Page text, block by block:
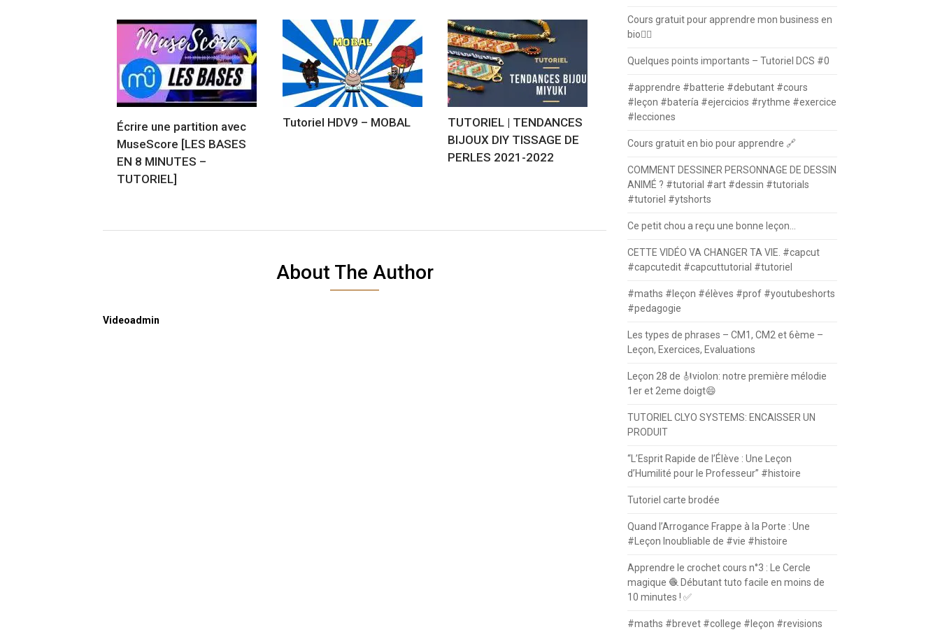
Écrire une partition avec
MuseScore [LES BASES
EN 8 MINUTES –
TUTORIEL]
Tutoriel HDV9 – MOBAL
TUTORIEL | TENDANCES
BIJOUX DIY TISSAGE DE
PERLES 2021-2022
About The Author
Videoadmin
Cours gratuit pour apprendre mon business en
bio⛓️‍💥
Quelques points importants – Tutoriel DCS #0
#apprendre #batterie #debutant #cours
#leçon #batería #ejercicios #rythme #exercice
#lecciones
Cours gratuit en bio pour apprendre 🔗
COMMENT DESSINER PERSONNAGE DE DESSIN
ANIMÉ ? #tutorial #art #dessin #tutorials
#tutoriel #ytshorts
Ce petit chou a reçu une bonne leçon…
CETTE VIDÉO VA CHANGER TA VIE. #capcut
#capcutedit #capcuttutorial #tutoriel
#maths #leçon #élèves #prof #youtubeshorts
#pedagogie
Les types de phrases – CM1, CM2 et 6ème –
Leçon, Exercices, Evaluations
Leçon 28 de 🎻violon: notre première mélodie
1er et 2eme doigt😄
TUTORIEL CLYO SYSTEMS: ENCAISSER UN
PRODUIT
“L’Esprit Rapide de l’Élève : Une Leçon
d’Humilité pour le Professeur” #histoire
Tutoriel carte brodée
Quand l’Arrogance Frappe à la Porte : Une
#Leçon Inoubliable de #vie #histoire
Apprendre le crochet cours n°3 : Le Cercle
magique 🧶 Débutant tuto facile en moins de
10 minutes ! ✅
#maths #brevet #college #leçon #revisions